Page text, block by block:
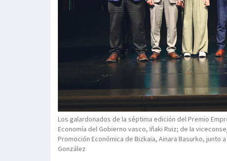
Los galardonados de la séptima edición del Premio
Economía del Gobierno vasco, Iñaki Ruiz; de la
Promoción Económica de Bizkaia, Ainara Basurko,
González